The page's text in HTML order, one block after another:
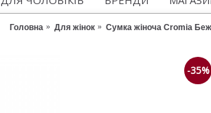
Головна Для жінок Сумка жіноча Cromia
-35%